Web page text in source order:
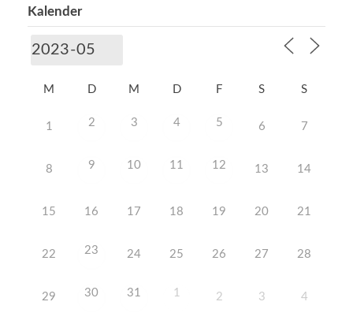
Kalender
M D M D F S S
1 2 3 4 5 6 7
8 9 10 11 12 13 14
15 16 17 18 19 20 21
22 23 24 25 26 27 28
29 30 31 1 2 3 4